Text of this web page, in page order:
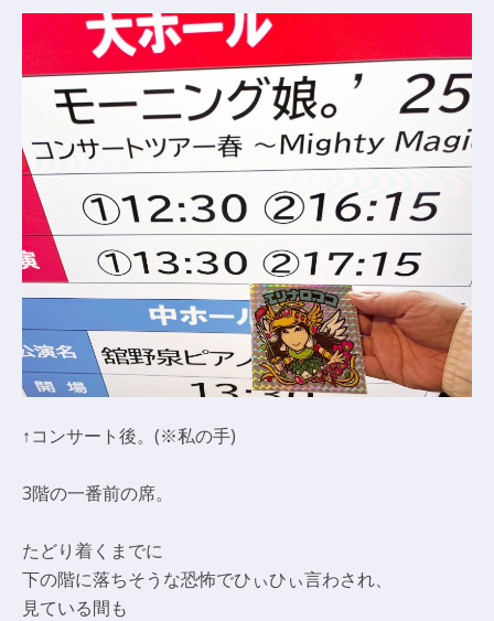
↑コンサート後。(※私の手)
3階の一番前の席。
たどり着くまでに
下の階に落ちそうな恐怖でひぃひぃ言わされ、
見ている間も